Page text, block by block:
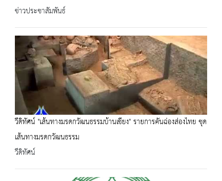
ข่าวประชาสัมพันธ์
วีดิทัศน์ "เส้นทางมรดกวัฒนธรรมบ้านเชียง" รายการคันฉ่องส่องไทย ชุด
เส้นทางมรดกวัฒนธรรม
วีดิทัศน์